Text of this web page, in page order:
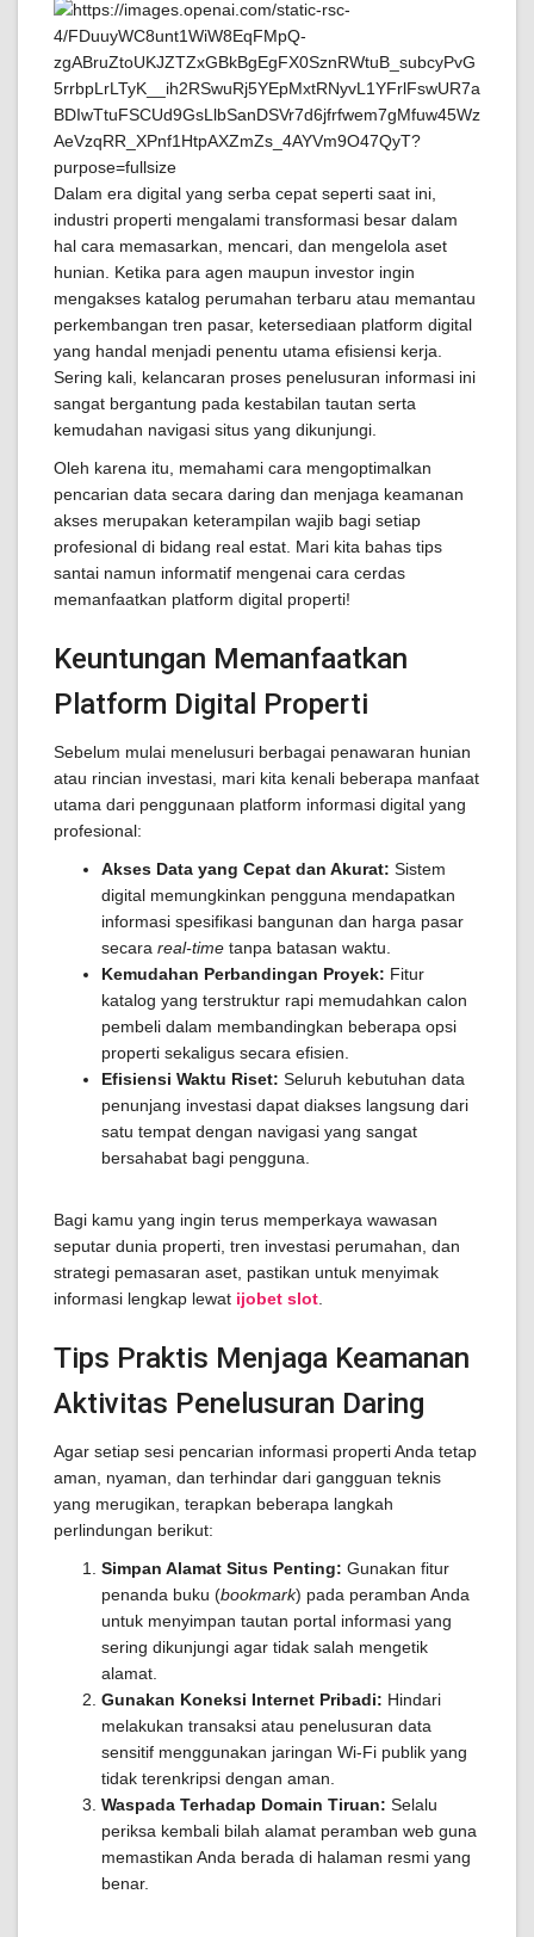
Dalam era digital yang serba cepat seperti saat ini,
industri properti mengalami transformasi besar dalam
hal cara memasarkan, mencari, dan mengelola aset
hunian. Ketika para agen maupun investor ingin
mengakses katalog perumahan terbaru atau memantau
perkembangan tren pasar, ketersediaan platform digital
yang handal menjadi penentu utama efisiensi kerja.
Sering kali, kelancaran proses penelusuran informasi ini
sangat bergantung pada kestabilan tautan serta
kemudahan navigasi situs yang dikunjungi.
Oleh karena itu, memahami cara mengoptimalkan
pencarian data secara daring dan menjaga keamanan
akses merupakan keterampilan wajib bagi setiap
profesional di bidang real estat. Mari kita bahas tips
santai namun informatif mengenai cara cerdas
memanfaatkan platform digital properti!
Keuntungan Memanfaatkan
Platform Digital Properti
Sebelum mulai menelusuri berbagai penawaran hunian
atau rincian investasi, mari kita kenali beberapa manfaat
utama dari penggunaan platform informasi digital yang
profesional:
Akses Data yang Cepat dan Akurat: Sistem
digital memungkinkan pengguna mendapatkan
informasi spesifikasi bangunan dan harga pasar
secara real-time tanpa batasan waktu.
Kemudahan Perbandingan Proyek: Fitur
katalog yang terstruktur rapi memudahkan calon
pembeli dalam membandingkan beberapa opsi
properti sekaligus secara efisien.
Efisiensi Waktu Riset: Seluruh kebutuhan data
penunjang investasi dapat diakses langsung dari
satu tempat dengan navigasi yang sangat
bersahabat bagi pengguna.
Bagi kamu yang ingin terus memperkaya wawasan
seputar dunia properti, tren investasi perumahan, dan
strategi pemasaran aset, pastikan untuk menyimak
informasi lengkap lewat ijobet slot
Tips Praktis Menjaga Keamanan
Aktivitas Penelusuran Daring
Agar setiap sesi pencarian informasi properti Anda tetap
aman, nyaman, dan terhindar dari gangguan teknis
yang merugikan, terapkan beberapa langkah
perlindungan berikut:
Simpan Alamat Situs Penting: Gunakan fitur
penanda buku (bookmark) pada peramban Anda
untuk menyimpan tautan portal informasi yang
sering dikunjungi agar tidak salah mengetik
alamat.
Gunakan Koneksi Internet Pribadi: Hindari
melakukan transaksi atau penelusuran data
sensitif menggunakan jaringan Wi-Fi publik yang
tidak terenkripsi dengan aman.
Waspada Terhadap Domain Tiruan: Selalu
periksa kembali bilah alamat peramban web guna
memastikan Anda berada di halaman resmi yang
benar.